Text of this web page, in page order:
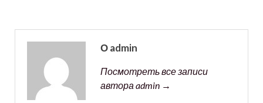
О admin
Посмотреть все записи
автора admin →